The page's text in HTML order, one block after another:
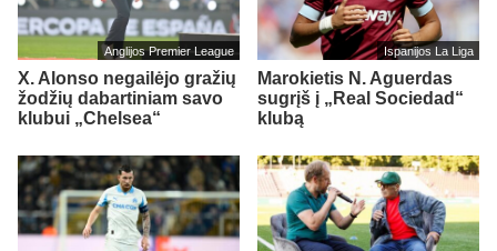
Anglijos Premier League
X. Alonso negailėjo gražių
žodžių dabartiniam savo
klubui „Chelsea“
Ispanijos La Liga
Marokietis N. Aguerdas
sugrįš į „Real Sociedad“
klubą